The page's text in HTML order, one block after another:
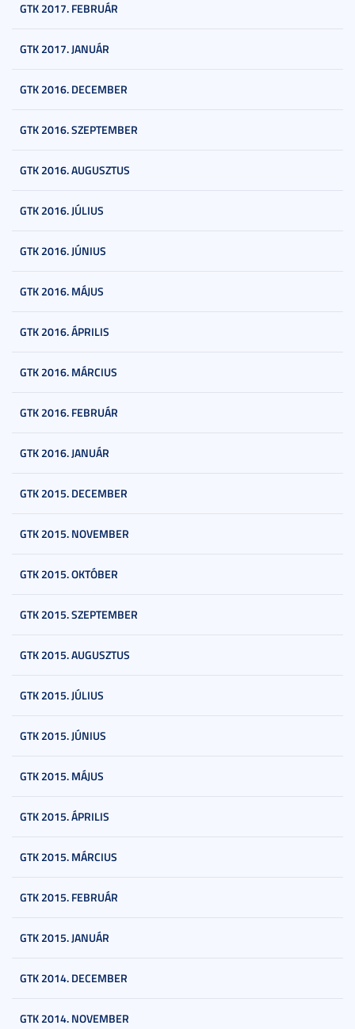
GTK 2017. FEBRUÁR
GTK 2017. JANUÁR
GTK 2016. DECEMBER
GTK 2016. SZEPTEMBER
GTK 2016. AUGUSZTUS
GTK 2016. JÚLIUS
GTK 2016. JÚNIUS
GTK 2016. MÁJUS
GTK 2016. ÁPRILIS
GTK 2016. MÁRCIUS
GTK 2016. FEBRUÁR
GTK 2016. JANUÁR
GTK 2015. DECEMBER
GTK 2015. NOVEMBER
GTK 2015. OKTÓBER
GTK 2015. SZEPTEMBER
GTK 2015. AUGUSZTUS
GTK 2015. JÚLIUS
GTK 2015. JÚNIUS
GTK 2015. MÁJUS
GTK 2015. ÁPRILIS
GTK 2015. MÁRCIUS
GTK 2015. FEBRUÁR
GTK 2015. JANUÁR
GTK 2014. DECEMBER
GTK 2014. NOVEMBER